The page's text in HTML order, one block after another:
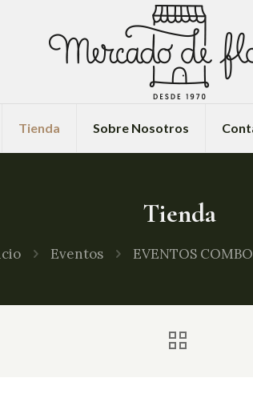
Tienda Sobre Nosotros
Tienda
Eventos EVENTOS